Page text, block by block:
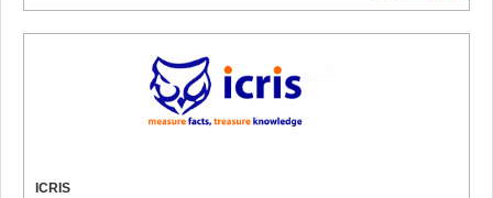
ICRIS